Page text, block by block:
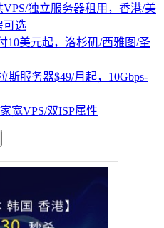
VPS/独立服务器租用，香港/美
可选
10美元起，洛杉矶/西雅图/圣
斯服务器$49/月起，10Gbps-
宽VPS/双ISP属性